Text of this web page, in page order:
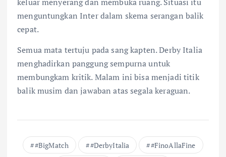
menguntungkan Inter dalam skema serangan balik
cepat.
Semua mata tertuju pada sang kapten. Derby Italia
menghadirkan panggung sempurna untuk
membungkam kritik. Malam ini bisa menjadi titik
balik musim dan jawaban atas segala keraguan.
#BigMatch #DerbyItalia
#FinoAllaFine